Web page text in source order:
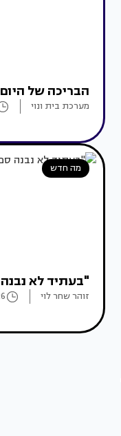
הבריכה של
מערכת בית ונוי
מה חדש
"בעתיד לא
זוהר שחר לוי